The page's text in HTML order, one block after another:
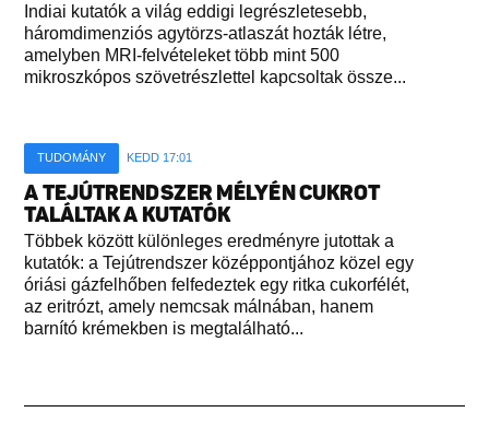
Indiai kutatók a világ eddigi legrészletesebb,
háromdimenziós agytörzs-atlaszát hozták létre,
amelyben MRI-felvételeket több mint 500
mikroszkópos szövetrészlettel kapcsoltak össze...
TUDOMÁNY KEDD 17:01
A TEJÚTRENDSZER MÉLYÉN CUKROT
TALÁLTAK A KUTATÓK
Többek között különleges eredményre jutottak a
kutatók: a Tejútrendszer középpontjához közel egy
óriási gázfelhőben felfedeztek egy ritka cukorfélét,
az eritrózt, amely nemcsak málnában, hanem
barnító krémekben is megtalálható...